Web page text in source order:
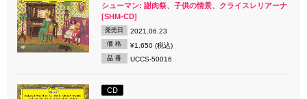
シューマン: 謝肉祭、子供の情景、クライスレリアーナ
[SHM-CD]
発売日 2021.06.23
価 格 ¥1,650 (税込)
品 番 UCCS-50016
CD